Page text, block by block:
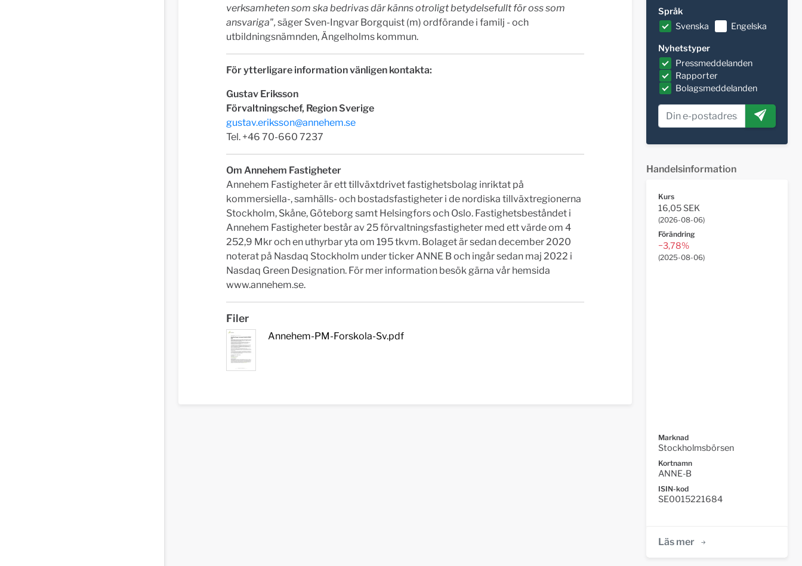
verksamheten som ska bedrivas där känns otroligt betydelsefullt för oss som
ansvariga", säger Sven-Ingvar Borgquist (m) ordförande i familj - och
utbildningsnämnden, Ängelholms kommun.
För ytterligare information vänligen kontakta:
Gustav Eriksson
Förvaltningschef, Region Sverige
gustav.eriksson@annehem.se
Tel. +46 70-660 7237
Om Annehem Fastigheter
Annehem Fastigheter är ett tillväxtdrivet fastighetsbolag inriktat på
kommersiella-, samhälls- och bostadsfastigheter i de nordiska tillväxtregionerna
Stockholm, Skåne, Göteborg samt Helsingfors och Oslo. Fastighetsbeståndet i
Annehem Fastigheter består av 25 förvaltningsfastigheter med ett värde om 4
252,9 Mkr och en uthyrbar yta om 195 tkvm. Bolaget är sedan december 2020
noterat på Nasdaq Stockholm under ticker ANNE B och ingår sedan maj 2022 i
Nasdaq Green Designation. För mer information besök gärna vår hemsida
www.annehem.se.
Filer
Annehem-PM-Forskola-Sv.pdf
Språk
Svenska
Engelska
Nyhetstyper
Pressmeddelanden
Rapporter
Bolagsmeddelanden
Handelsinformation
Kurs
16,05 SEK
(2026-08-06)
Förändring
−3,78%
(2025-08-06)
Marknad
Stockholmsbörsen
Kortnamn
ANNE-B
ISIN-kod
SE0015221684
Läs mer